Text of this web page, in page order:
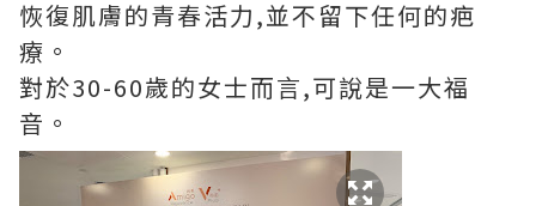
恢復肌膚的青春活力,並不留下任何的疤
療。
對於30-60歲的女士而言,可說是一大福
音。